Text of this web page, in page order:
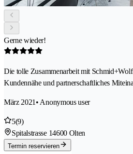
Gerne wieder!
Die tolle Zusammenarbeit mit
Kundennähe und partnerschaftliches
März 2021 • Anonymous user
5(9)
Spitalstrasse 14600 Olten
Termin reservieren